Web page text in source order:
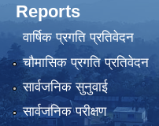
Reports
वार्षिक प्रगति प्रतिवेदन
चौमासिक प्रगति प्रतिवेदन
सार्वजनिक सुनुवाई
सार्वजनिक परीक्षण